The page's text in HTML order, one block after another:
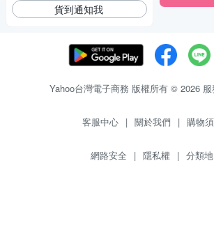
貨到通知我
Yahoo台灣電子商務 版權所有 © 2026
客服中心 | 關於我們 | 購物
網路安全 | 隱私權 | 分類